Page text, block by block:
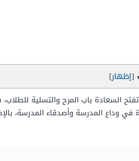
[إظهار]
السعادة باب المرح والتسلية
في وداع المدرسة وأصدقاء المدرسة،